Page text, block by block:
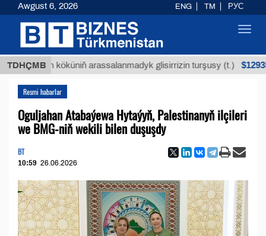
TDHÇMB
köküniň arassalanmadyk glisirrizin turşusy (t.) $12935,18
Resmi habarlar
Oguljahan Atabaýewa Hytaýyň, Palestinanyň ilçileri
we BMG-niň wekili bilen duşuşdy
BT
10:59 26.06.2026
Awgust 6, 2026 ENG TM РУС